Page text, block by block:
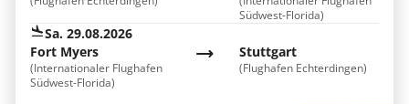
Südwest-Florida)
Sa. 29.08.2026
Stuttgart
(Flughafen Echterdingen)
Fort Myers
(Internationaler Flughafen
Südwest-Florida)